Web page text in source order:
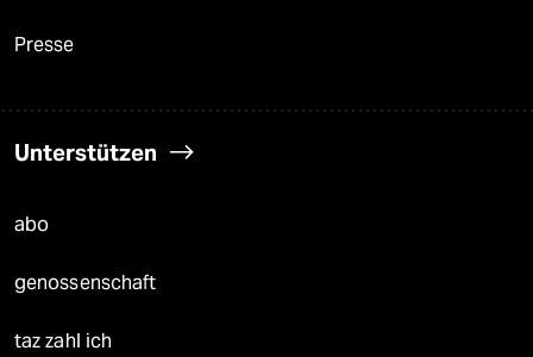
Presse
Unterstützen
abo
genossenschaft
taz zahl ich